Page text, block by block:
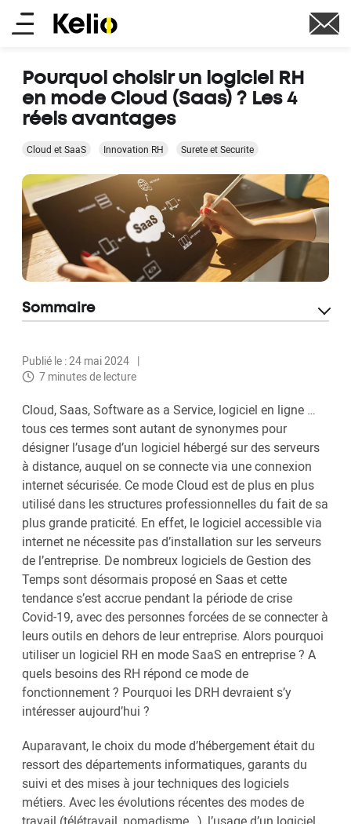
Aller
auMain
Pourquoi choisir un logiciel RH
en mode Cloud (Saas) ? Les 4
réels avantages
Cloud et SaaS Innovation RH Surete et Securite
Publié le : 24 mai 2024
7 minutes de lecture
Cloud, Saas, Software as a Service, logiciel en ligne …
tous ces termes sont autant de synonymes pour
désigner l’usage d’un logiciel hébergé sur des serveurs
à distance, auquel on se connecte via une connexion
internet sécurisée. Ce mode Cloud est de plus en plus
utilisé dans les structures professionnelles du fait de sa
plus grande praticité. En effet, le logiciel accessible via
internet ne nécessite pas d’installation sur les serveurs
de l’entreprise. De nombreux logiciels de Gestion des
Temps sont désormais proposé en Saas et cette
tendance s’est accrue pendant la période de crise
Covid-19, avec des personnes forcées de se connecter à
leurs outils en dehors de leur entreprise. Alors pourquoi
utiliser un logiciel RH en mode SaaS en entreprise ? A
quels besoins des RH répond ce mode de
fonctionnement ? Pourquoi les DRH devraient s’y
intéresser aujourd’hui ?
Auparavant, le choix du mode d’hébergement était du
ressort des départements informatiques, garants du
suivi et des mises à jour techniques des logiciels
métiers. Avec les évolutions récentes des modes de
Sommaire